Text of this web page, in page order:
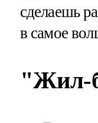
сделаешь
в самое
"Жил-